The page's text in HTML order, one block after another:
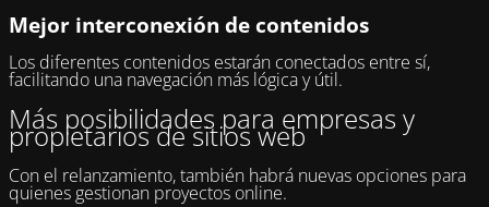
Mejor interconexión de contenidos
Los diferentes contenidos estarán conectados entre sí,
facilitando una navegación más lógica y útil.
Más posibilidades para empresas y
propietarios de sitios web
Con el relanzamiento, también habrá nuevas opciones para
quienes gestionan proyectos online.